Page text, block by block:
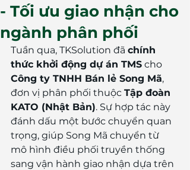
- Tối ưu giao nhận cho
ngành phân phối
Tuần qua, TKSolution đã chính
thức khởi động dự án TMS cho
Công ty TNHH Bán lẻ Song Mã,
đơn vị phân phối thuộc Tập đoàn
KATO (Nhật Bản). Sự hợp tác này
đánh dấu một bước chuyển quan
trọng, giúp Song Mã chuyển từ
mô hình điều phối truyền thống
sang vận hành giao nhận dựa trên